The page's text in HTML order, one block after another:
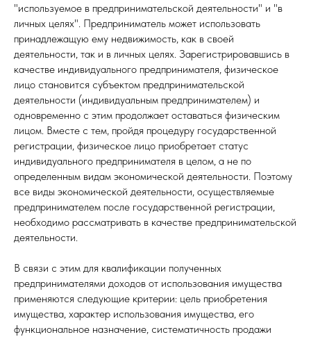
"используемое в предпринимательской деятельности" и "в
личных целях". Предприниматель может использовать
принадлежащую ему недвижимость, как в своей
деятельности, так и в личных целях. Зарегистрировавшись в
качестве индивидуального предпринимателя, физическое
лицо становится субъектом предпринимательской
деятельности (индивидуальным предпринимателем) и
одновременно с этим продолжает оставаться физическим
лицом. Вместе с тем, пройдя процедуру государственной
регистрации, физическое лицо приобретает статус
индивидуального предпринимателя в целом, а не по
определенным видам экономической деятельности. Поэтому
все виды экономической деятельности, осуществляемые
предпринимателем после государственной регистрации,
необходимо рассматривать в качестве предпринимательской
деятельности.
В связи с этим для квалификации полученных
предпринимателями доходов от использования имущества
применяются следующие критерии: цель приобретения
имущества, характер использования имущества, его
функциональное назначение, систематичность продажи